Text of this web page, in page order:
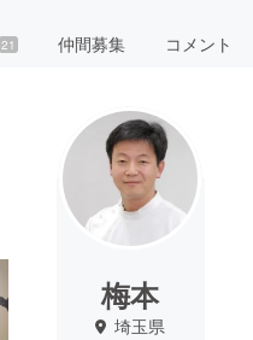
21 仲間募集 コメント
梅本
埼玉県